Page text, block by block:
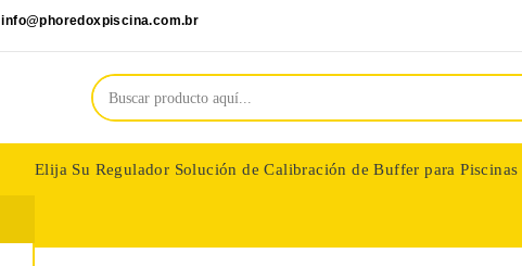
info@phoredoxpiscina.com.br
Elija Su Regulador Solución de Calibración de Buffer para Piscinas